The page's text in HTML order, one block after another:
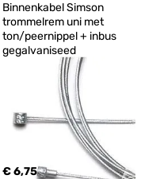
Binnenkabel Simson
trommelrem uni met
ton/peernippel + inbus
gegalvaniseed
€ 6,75